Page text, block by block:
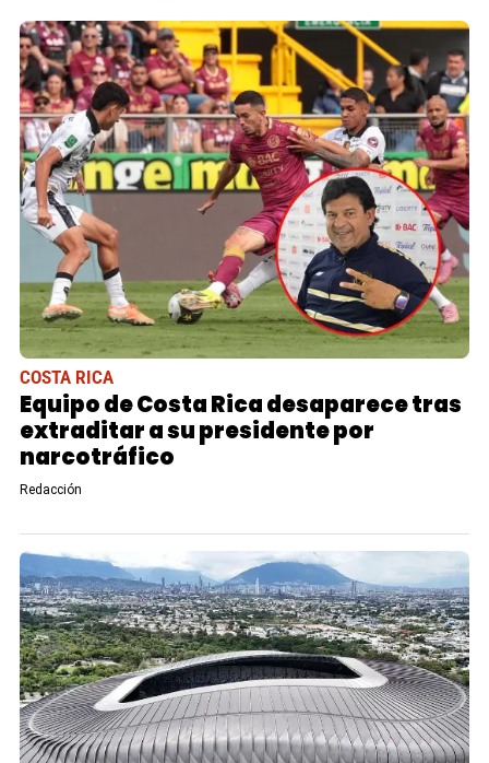
COSTA RICA
Equipo de Costa Rica desaparece tras
extraditar a su presidente por
narcotráfico
Redacción